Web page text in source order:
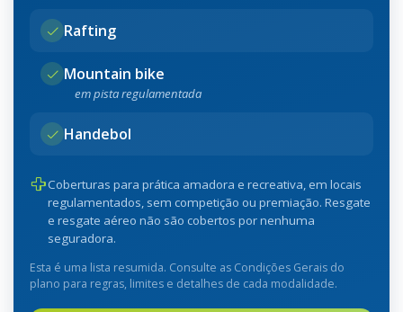
Rafting
Mountain bike
em pista regulamentada
Handebol
Coberturas para prática amadora e recreativa, em locais
regulamentados, sem competição ou premiação. Resgate
e resgate aéreo não são cobertos por nenhuma
seguradora.
Esta é uma lista resumida. Consulte as Condições Gerais do
plano para regras, limites e detalhes de cada modalidade.